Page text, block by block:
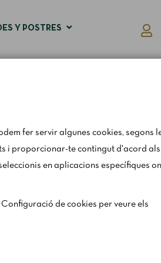
Y POSTRES
fer servir algunes cookies, segons
i proporcionar-te contingut d'acord als
en aplicacions específiques on
de cookies per veure els